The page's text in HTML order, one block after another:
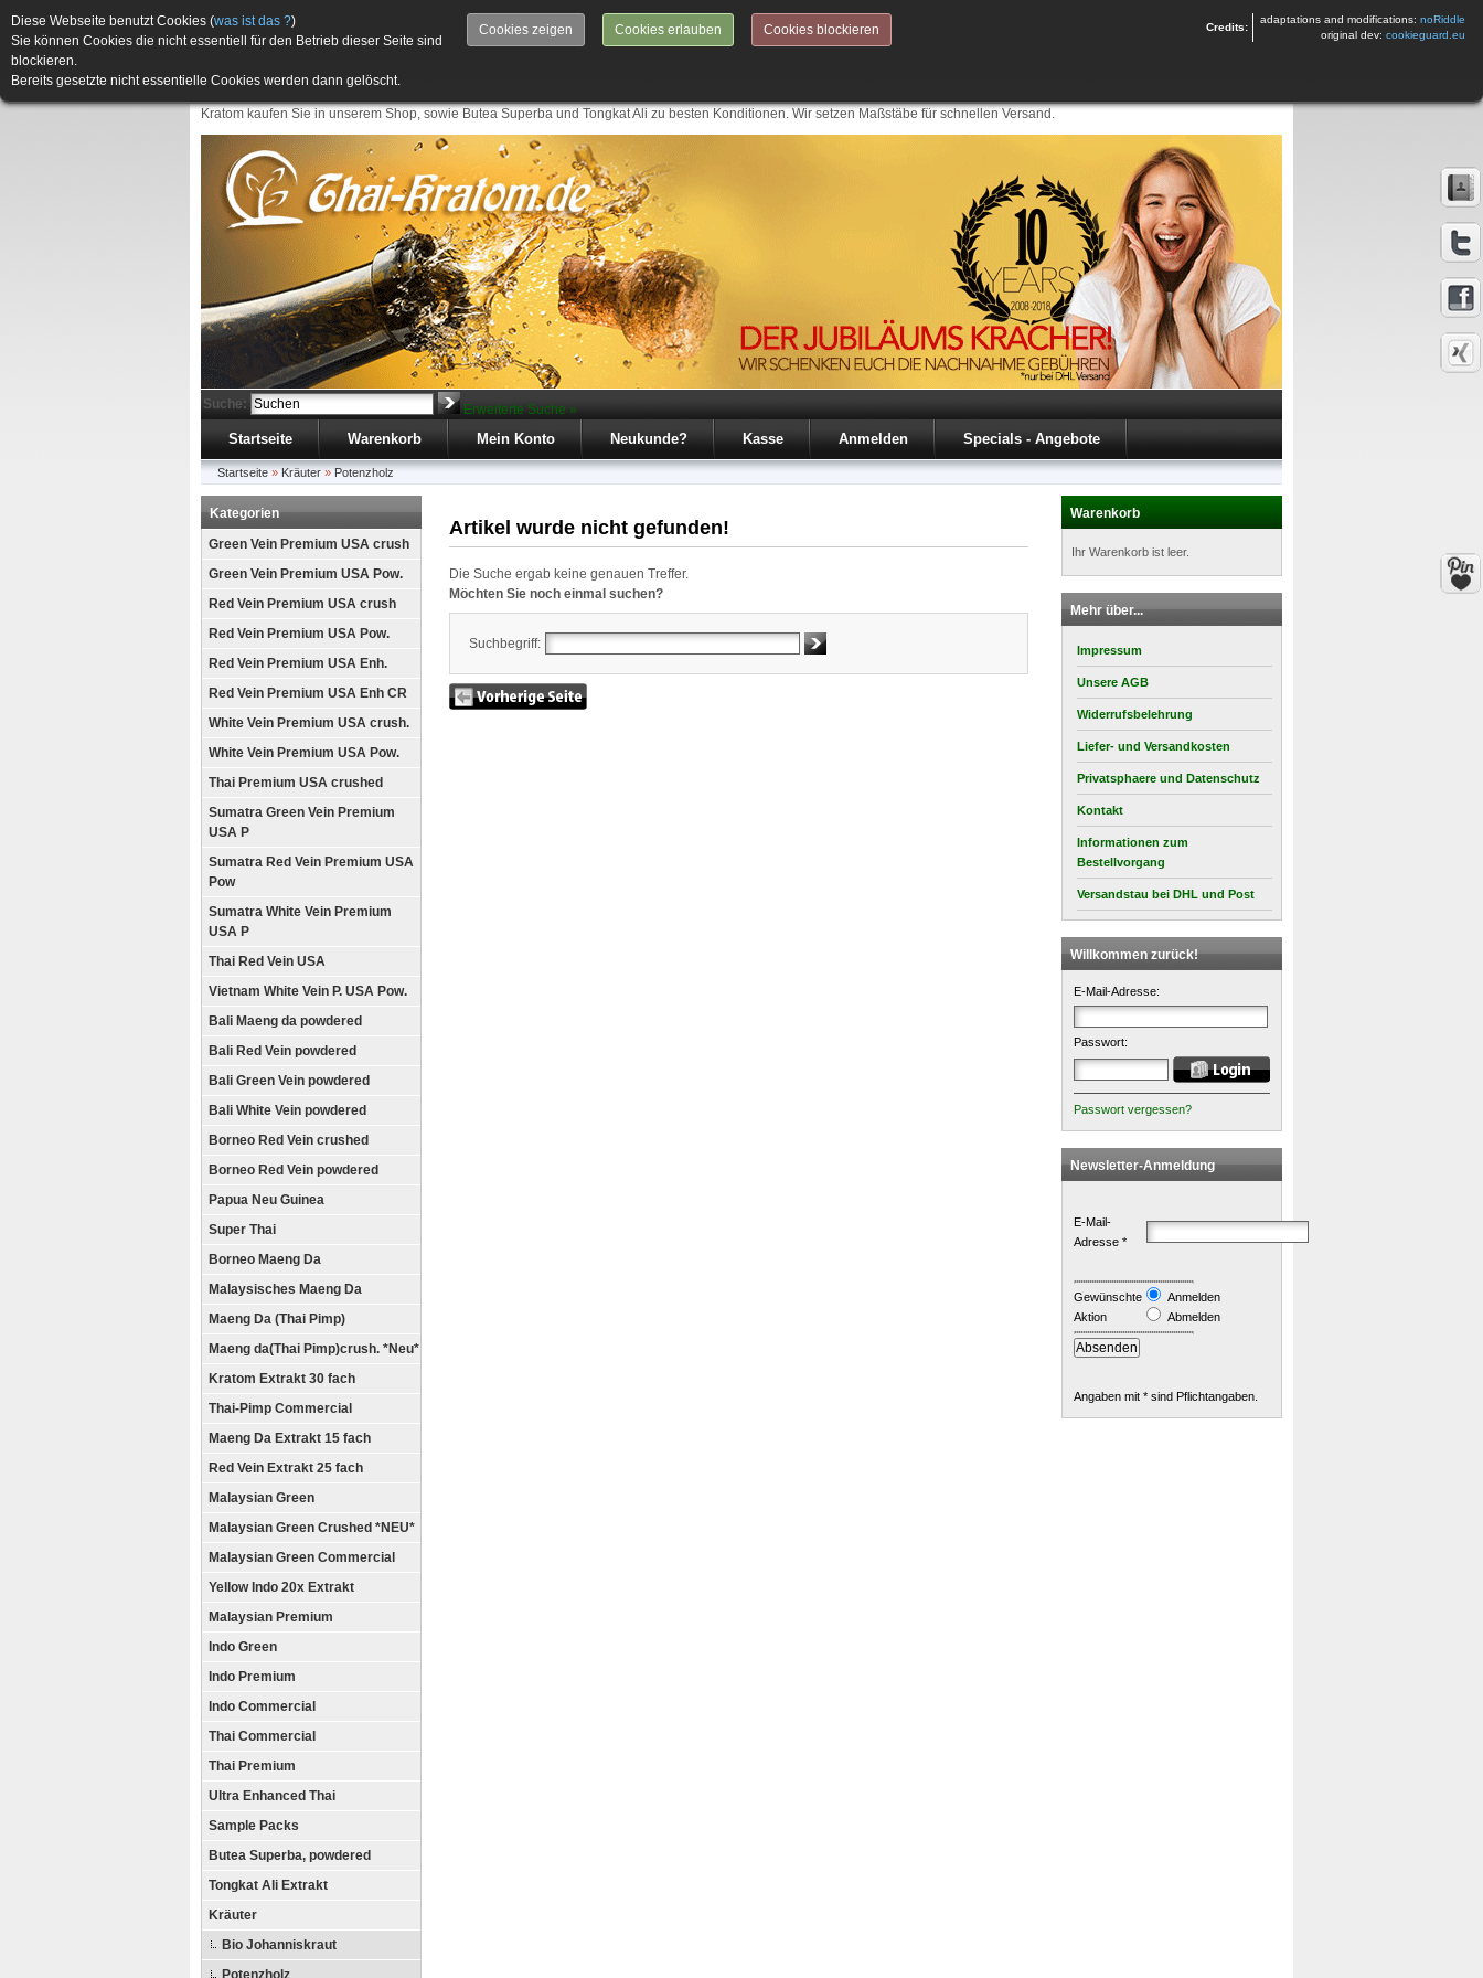
Credits:
adaptations and modifications: noRiddle
original dev: cookieguard.eu
Diese Webseite benutzt Cookies (was ist das ?)
Sie können Cookies die nicht essentiell für den Betrieb dieser Seite sind
blockieren.
Bereits gesetzte nicht essentielle Cookies werden dann gelöscht.
Cookies zeigen Cookies erlauben Cookies blockieren
Kratom kaufen Sie in unserem Shop, sowie Butea Superba und Tongkat Ali zu besten Konditionen. Wir setzen Maßstäbe für schnellen Versand.
Suche: Erweiterte Suche »
Startseite Warenkorb Mein Konto Neukunde? Kasse Anmelden Specials - Angebote
Startseite » Kräuter » Potenzholz
Kategorien
Green Vein Premium USA crush
Green Vein Premium USA Pow.
Red Vein Premium USA crush
Red Vein Premium USA Pow.
Red Vein Premium USA Enh.
Red Vein Premium USA Enh CR
White Vein Premium USA crush.
White Vein Premium USA Pow.
Thai Premium USA crushed
Sumatra Green Vein Premium
USA P
Sumatra Red Vein Premium USA
Pow
Sumatra White Vein Premium
USA P
Thai Red Vein USA
Vietnam White Vein P. USA Pow.
Bali Maeng da powdered
Bali Red Vein powdered
Bali Green Vein powdered
Bali White Vein powdered
Borneo Red Vein crushed
Borneo Red Vein powdered
Papua Neu Guinea
Super Thai
Borneo Maeng Da
Malaysisches Maeng Da
Maeng Da (Thai Pimp)
Maeng da(Thai Pimp)crush. *Neu*
Kratom Extrakt 30 fach
Thai-Pimp Commercial
Maeng Da Extrakt 15 fach
Red Vein Extrakt 25 fach
Malaysian Green
Malaysian Green Crushed *NEU*
Malaysian Green Commercial
Yellow Indo 20x Extrakt
Malaysian Premium
Indo Green
Indo Premium
Indo Commercial
Thai Commercial
Thai Premium
Ultra Enhanced Thai
Sample Packs
Butea Superba, powdered
Tongkat Ali Extrakt
Kräuter
Bio Johanniskraut
Potenzholz
Artikel wurde nicht gefunden!
Die Suche ergab keine genauen Treffer.
Möchten Sie noch einmal suchen?
Suchbegriff:
Warenkorb
Ihr Warenkorb ist leer.
Mehr über...
Impressum
Unsere AGB
Widerrufsbelehrung
Liefer- und Versandkosten
Privatsphaere und Datenschutz
Kontakt
Informationen zum
Bestellvorgang
Versandstau bei DHL und Post
Willkommen zurück!
E-Mail-Adresse:
Passwort:
Passwort vergessen?
Newsletter-Anmeldung
E-Mail-
Adresse *
Gewünschte
Aktion
Anmelden
Abmelden
Angaben mit * sind Pflichtangaben.